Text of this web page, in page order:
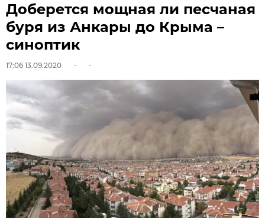
Доберется мощная ли песчаная
буря из Анкары до Крыма –
синоптик
17:06 13.09.2020